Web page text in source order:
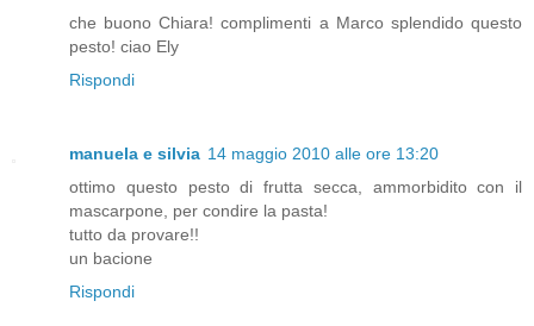
che buono Chiara! complimenti a Marco splendido questo
pesto! ciao Ely
Rispondi
manuela e silvia 14 maggio 2010 alle ore 13:20
ottimo questo pesto di frutta secca, ammorbidito con il
mascarpone, per condire la pasta!
tutto da provare!!
un bacione
Rispondi